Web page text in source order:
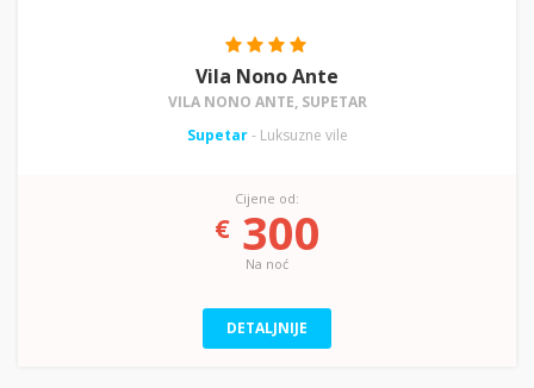
Vila Nono Ante
VILA NONO ANTE, SUPETAR
Supetar - Luksuzne vile
Cijene od:
€300
Na noć
DETALJNIJE